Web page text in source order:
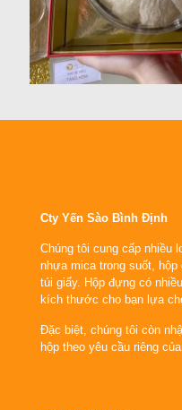
Cty Yến Sào Bình Định
Chúng tôi cung cấp nhiều
nhựa mica trong suốt, hộp
túi giấy. Hộp đựng có
kích thước cho bạn lựa
Đặc biệt, chúng tôi còn
hộp theo yêu cầu riêng